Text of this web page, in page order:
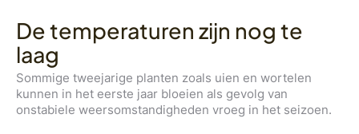
De temperaturen zijn nog te
laag
Sommige tweejarige planten zoals uien en wortelen
kunnen in het eerste jaar bloeien als gevolg van
onstabiele weersomstandigheden vroeg in het seizoen.